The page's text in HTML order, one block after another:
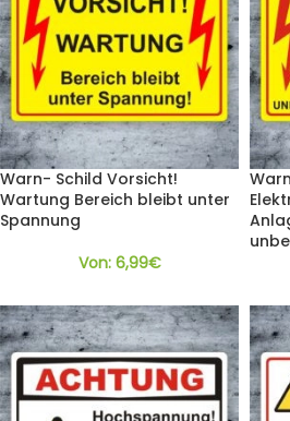
Warn- Schild Vorsicht!
Wartung Bereich bleibt unter
Spannung
Von: 6,99€